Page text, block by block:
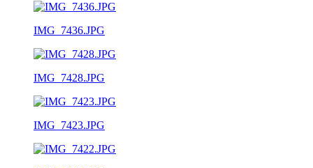
IMG_7436.JPG
IMG_7428.JPG
IMG_7423.JPG